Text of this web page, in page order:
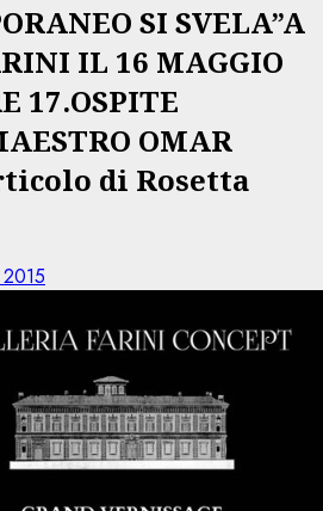
SI SVELA”A
IL 16 MAGGIO
17.OSPITE
OMAR
di Rosetta